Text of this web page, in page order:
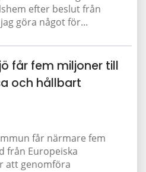
efter beslut från
göra något för...
får fem miljoner till
och hållbart
får närmare fem
från Europeiska
att genomföra